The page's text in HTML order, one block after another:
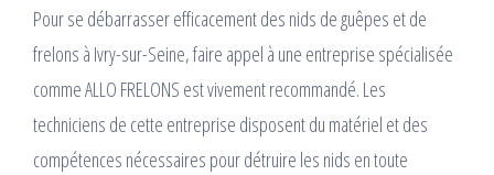
Pour se débarrasser efficacement des nids de guêpes et de
frelons à Ivry-sur-Seine, faire appel à une entreprise spécialisée
comme ALLO FRELONS est vivement recommandé. Les
techniciens de cette entreprise disposent du matériel et des
compétences nécessaires pour détruire les nids en toute